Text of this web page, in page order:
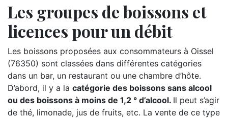
Les groupes de boissons et
licences pour un débit
Les boissons proposées aux consommateurs à Oissel
(76350) sont classées dans différentes catégories
dans un bar, un restaurant ou une chambre d’hôte.
D’abord, il y a la catégorie des boissons sans alcool
ou des boissons à moins de 1,2 ° d’alcool. Il peut s’agir
de thé, limonade, jus de fruits, etc. La vente de ce type